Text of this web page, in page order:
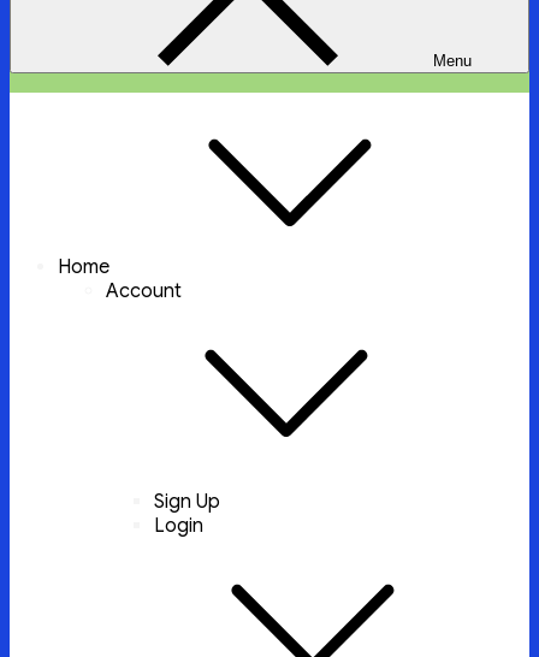
Menu
Home
Account
Sign Up
Login